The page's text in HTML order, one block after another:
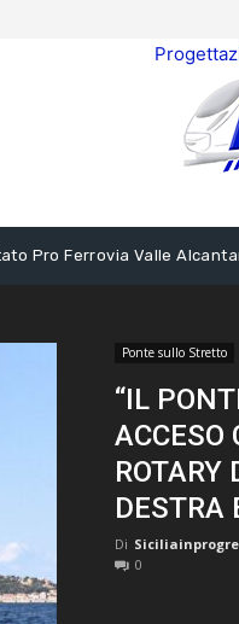
Pro Ferrovia Valle
Ponte sullo Stretto
“IL
ACCESO
ROTARY
DESTRA
Di
0